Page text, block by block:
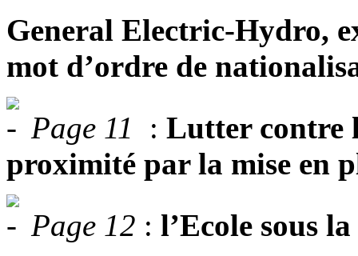
General Electric-Hydro,
mot d’ordre de
Page 11
: Lutter contre
proximité par la mise en
Page 12 : l’Ecole sous